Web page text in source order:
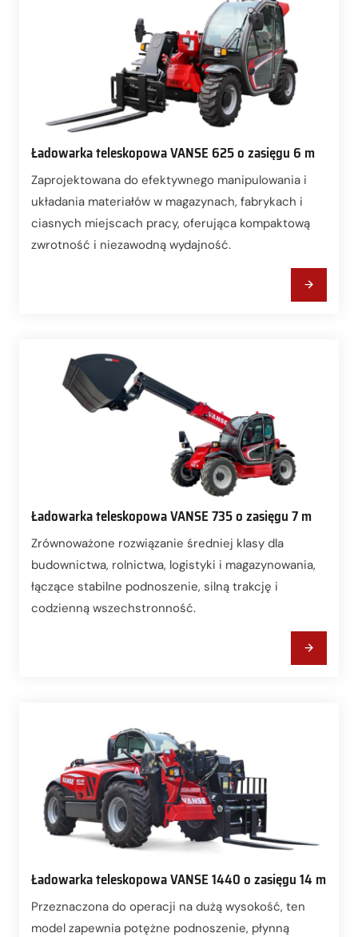
Ładowarka teleskopowa VANSE 625 o zasięgu 6 m
Zaprojektowana do efektywnego manipulowania i
układania materiałów w magazynach, fabrykach i
ciasnych miejscach pracy, oferująca kompaktową
zwrotność i niezawodną wydajność.
Ładowarka teleskopowa VANSE 735 o zasięgu 7 m
Zrównoważone rozwiązanie średniej klasy dla
budownictwa, rolnictwa, logistyki i magazynowania,
łączące stabilne podnoszenie, silną trakcję i
codzienną wszechstronność.
Ładowarka teleskopowa VANSE 1440 o zasięgu 14 m
Przeznaczona do operacji na dużą wysokość, ten
model zapewnia potężne podnoszenie, płynną